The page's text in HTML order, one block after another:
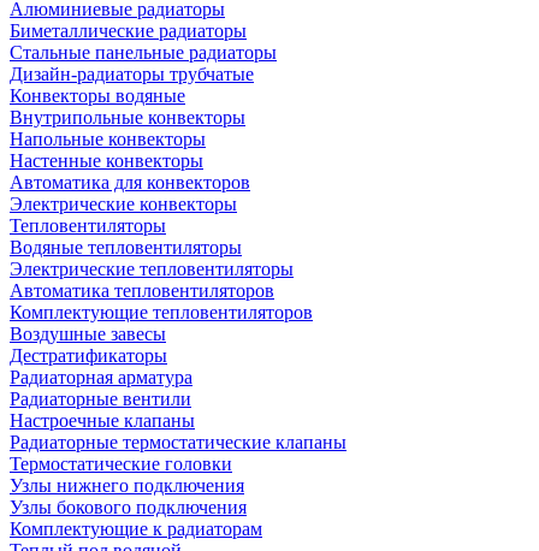
Алюминиевые радиаторы
Биметаллические радиаторы
Стальные панельные радиаторы
Дизайн-радиаторы трубчатые
Конвекторы водяные
Внутрипольные конвекторы
Напольные конвекторы
Настенные конвекторы
Автоматика для конвекторов
Электрические конвекторы
Тепловентиляторы
Водяные тепловентиляторы
Электрические тепловентиляторы
Автоматика тепловентиляторов
Комплектующие тепловентиляторов
Воздушные завесы
Дестратификаторы
Радиаторная арматура
Радиаторные вентили
Настроечные клапаны
Радиаторные термостатические клапаны
Термостатические головки
Узлы нижнего подключения
Узлы бокового подключения
Комплектующие к радиаторам